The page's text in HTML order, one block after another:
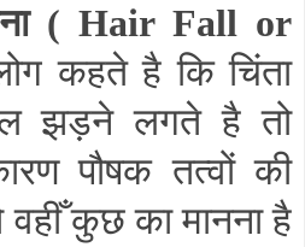
( Hair Fall or
कहते है कि चिंता
झड़ने लगते है तो
पौषक तत्वों की
वहीँ कुछ का मानना है